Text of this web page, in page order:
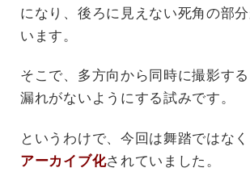
になり、後ろに見えない死角の部
います。
そこで、多方向から同時に撮影す
漏れがないようにする試みです。
というわけで、今回は舞踏ではなく
アーカイブ化されていました。